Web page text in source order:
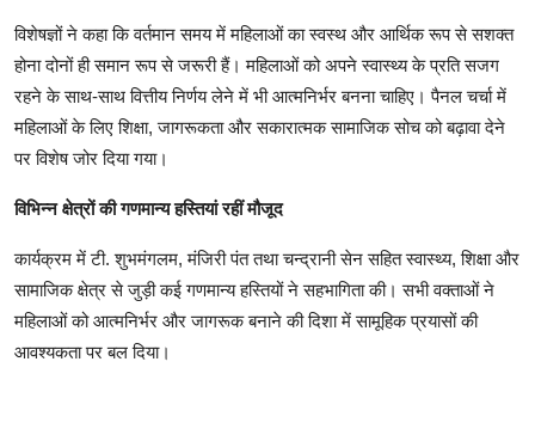
विशेषज्ञों ने कहा कि वर्तमान समय में महिलाओं का स्वस्थ और आर्थिक रूप से सशक्त
होना दोनों ही समान रूप से जरूरी हैं। महिलाओं को अपने स्वास्थ्य के प्रति सजग
रहने के साथ-साथ वित्तीय निर्णय लेने में भी आत्मनिर्भर बनना चाहिए। पैनल चर्चा में
महिलाओं के लिए शिक्षा, जागरूकता और सकारात्मक सामाजिक सोच को बढ़ावा देने
पर विशेष जोर दिया गया।
विभिन्न क्षेत्रों की गणमान्य हस्तियां रहीं मौजूद
कार्यक्रम में टी. शुभमंगलम, मंजिरी पंत तथा चन्द्रानी सेन सहित स्वास्थ्य, शिक्षा और
सामाजिक क्षेत्र से जुड़ी कई गणमान्य हस्तियों ने सहभागिता की। सभी वक्ताओं ने
महिलाओं को आत्मनिर्भर और जागरूक बनाने की दिशा में सामूहिक प्रयासों की
आवश्यकता पर बल दिया।